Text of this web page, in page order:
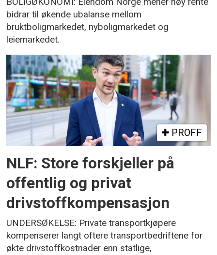
bidrar til økende ubalanse mellom
bruktboligmarkedet, nyboligmarkedet og
leiemarkedet.
PROFF
NLF: Store forskjeller på
offentlig og privat
drivstoffkompensasjon
UNDERSØKELSE: Private transportkjøpere
kompenserer langt oftere transportbedriftene for
økte drivstoffkostnader enn statlige,